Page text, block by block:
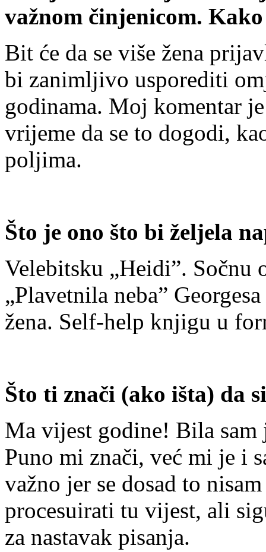
važnom činjenicom.
Bit će da se više žena
bi zanimljivo usporediti
godinama. Moj komentar
vrijeme da se to dogodi,
poljima.
Što je ono što bi željela
Velebitsku „Heidi”. Sočnu
„Plavetnila neba”
žena. Self-help knjigu u
Što ti znači (ako išta) da
Ma vijest godine! Bila sam
Puno mi znači, već mi je i
važno jer se dosad to
procesuirati tu vijest, ali
za nastavak pisanja.